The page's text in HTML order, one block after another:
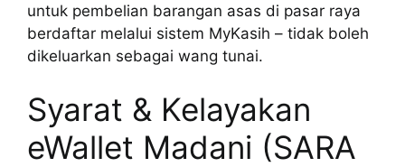
untuk pembelian barangan asas di pasar raya
berdaftar melalui sistem MyKasih – tidak boleh
dikeluarkan sebagai wang tunai.
Syarat & Kelayakan
eWallet Madani (SARA